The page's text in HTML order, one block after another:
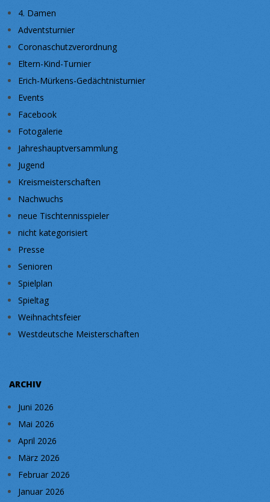
4. Damen
Adventsturnier
Coronaschutzverordnung
Eltern-Kind-Turnier
Erich-Mürkens-Gedächtnisturnier
Events
Facebook
Fotogalerie
Jahreshauptversammlung
Jugend
Kreismeisterschaften
Nachwuchs
neue Tischtennisspieler
nicht kategorisiert
Presse
Senioren
Spielplan
Spieltag
Weihnachtsfeier
Westdeutsche Meisterschaften
ARCHIV
Juni 2026
Mai 2026
April 2026
März 2026
Februar 2026
Januar 2026